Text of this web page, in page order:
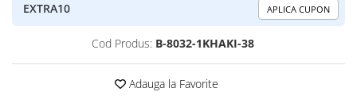
EXTRA10 APLICA CUPON
Cod Produs: B-8032-1KHAKI-38
Adauga la Favorite